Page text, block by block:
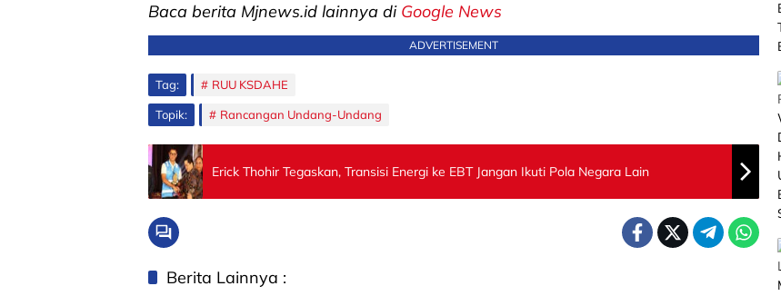
Baca berita Mjnews.id lainnya di Google News
ADVERTISEMENT
Tag: RUU KSDAHE
Topik: Rancangan Undang-Undang
Erick Thohir Tegaskan, Transisi Energi ke EBT Jangan Ikuti Pola Negara Lain
Berita Lainnya :